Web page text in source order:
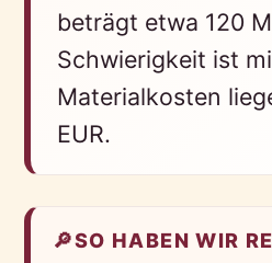
beträgt etwa 120
Schwierigkeit ist
Materialkosten
EUR.
🔎SO HABEN WIR